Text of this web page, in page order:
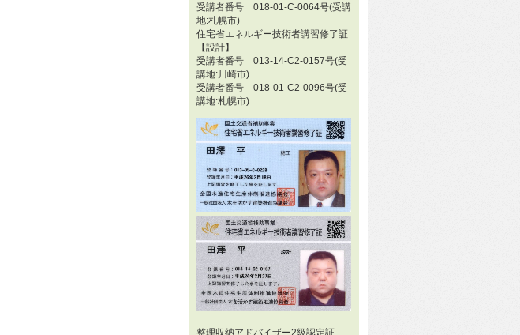
受講者番号 018-01-C-0064号(受講
地:札幌市)
住宅省エネルギー技術者講習修了証
【設計】
受講者番号 013-14-C2-0157号(受
講地:川崎市)
受講者番号 018-01-C2-0096号(受
講地:札幌市)